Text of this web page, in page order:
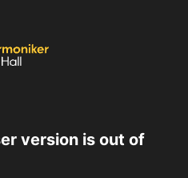
version is out of